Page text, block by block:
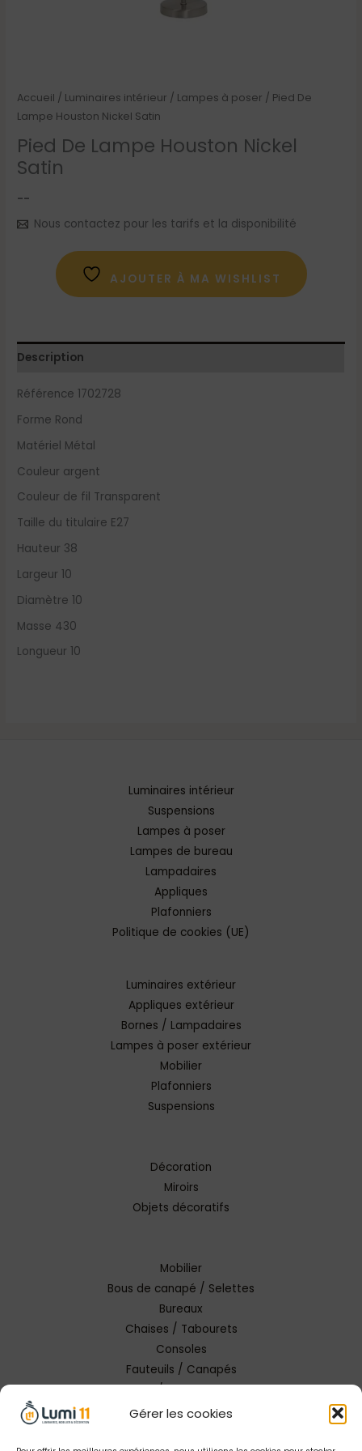
Gérer les cookies
Accueil / Luminaires intérieur / Lampes à poser / Pied De
Lampe Houston Nickel Satin
Pied De Lampe Houston Nickel
Satin
--
Nous contactez pour les tarifs et la disponibilité
AJOUTER À MA WISHLIST
Description
Référence 1702728
Forme Rond
Matériel Métal
Couleur argent
Couleur de fil Transparent
Taille du titulaire E27
Hauteur 38
Largeur 10
Diamètre 10
Masse 430
Longueur 10
Luminaires intérieur
Suspensions
Lampes à poser
Lampes de bureau
Lampadaires
Appliques
Plafonniers
Politique de cookies (UE)
Luminaires extérieur
Appliques extérieur
Bornes / Lampadaires
Lampes à poser extérieur
Mobilier
Plafonniers
Suspensions
Décoration
Miroirs
Objets décoratifs
Mobilier
Bous de canapé / Selettes
Bureaux
Chaises / Tabourets
Consoles
Fauteuils / Canapés
Tables / Tables basses